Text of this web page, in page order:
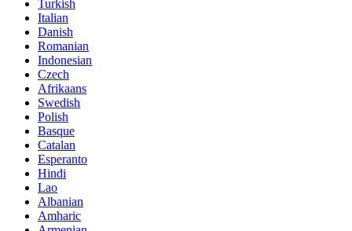
Turkish
Italian
Danish
Romanian
Indonesian
Czech
Afrikaans
Swedish
Polish
Basque
Catalan
Esperanto
Hindi
Lao
Albanian
Amharic